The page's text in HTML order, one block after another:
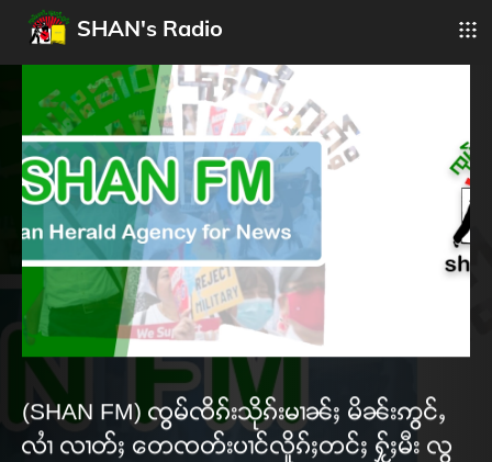
SHAN's Radio
(SHAN FM) ၸွမ်ၸိၵ်းသိုၵ်းမၢၼ်ႈ မိၼ်းဢွင်ႇ
လၢႆ လၢတ်ႈ တေၸတ်းပၢင်လိူၵ်ႈတင်ႈ ႁႂ်ႈမီး လွ